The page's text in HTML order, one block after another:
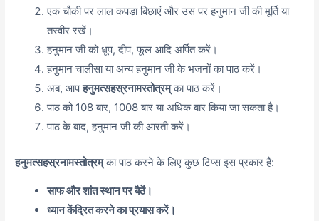
एक चौकी पर लाल कपड़ा बिछाएं और उस पर हनुमान जी की मूर्ति या
तस्वीर रखें।
हनुमान जी को धूप, दीप, फूल आदि अर्पित करें।
हनुमान चालीसा या अन्य हनुमान जी के भजनों का पाठ करें।
अब, आपहनुमत्सहस्रनामस्तोत्रम्का पाठ करें।
पाठ को 108 बार, 1008 बार या अधिक बार किया जा सकता है।
पाठ के बाद, हनुमान जी की आरती करें।
हनुमत्सहस्रनामस्तोत्रम्का पाठ करने के लिए कुछ टिप्स इस प्रकार हैं:
साफ और शांत स्थान पर बैठें।
ध्यान केंद्रित करने का प्रयास करें।